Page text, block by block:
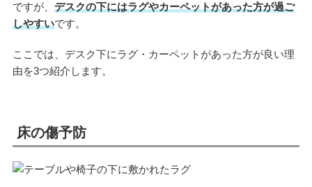
ですが、 デスクの下にはラグやカーペットがあった方が過ご
しやすいです。
ここでは、デスク下にラグ・カーペットがあった方が良い理
由を3つ紹介します。
床の傷予防